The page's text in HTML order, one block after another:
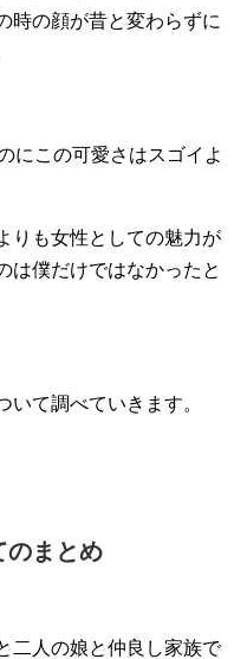
時の顔が昔と変わらずに
にこの可愛さはスゴイよ
りも女性としての魅力が
は僕だけではなかったと
いて調べていきます。
のまとめ
二人の娘と仲良し家族で